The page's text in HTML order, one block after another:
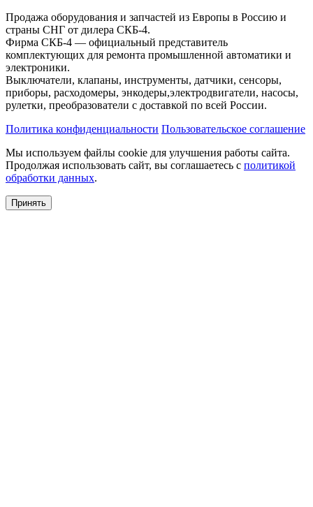
Продажа оборудования и запчастей из Европы в Россию и
страны СНГ от дилера СКБ-4.
Фирма СКБ-4 — официальный представитель
комплектующих для ремонта промышленной автоматики и
электроники.
Выключатели, клапаны, инструменты, датчики, сенсоры,
приборы, расходомеры, энкодеры,электродвигатели, насосы,
рулетки, преобразователи с доставкой по всей России.
Политика конфиденциальности Пользовательское соглашение
Мы используем файлы cookie для улучшения работы сайта.
Продолжая использовать сайт, вы соглашаетесь с политикой
обработки данных.
Принять